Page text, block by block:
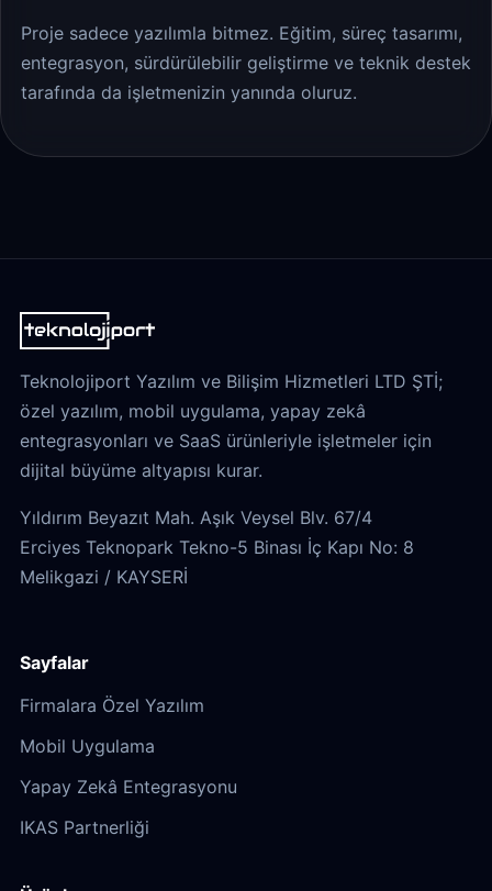
Proje sadece yazılımla bitmez. Eğitim, süreç tasarımı,
entegrasyon, sürdürülebilir geliştirme ve teknik destek
tarafında da işletmenizin yanında oluruz.
Teknolojiport Yazılım ve Bilişim Hizmetleri LTD ŞTİ;
özel yazılım, mobil uygulama, yapay zekâ
entegrasyonları ve SaaS ürünleriyle işletmeler için
dijital büyüme altyapısı kurar.
Yıldırım Beyazıt Mah. Aşık Veysel Blv. 67/4
Erciyes Teknopark Tekno-5 Binası İç Kapı No: 8
Melikgazi / KAYSERİ
Sayfalar
Firmalara Özel Yazılım
Mobil Uygulama
Yapay Zekâ Entegrasyonu
IKAS Partnerliği